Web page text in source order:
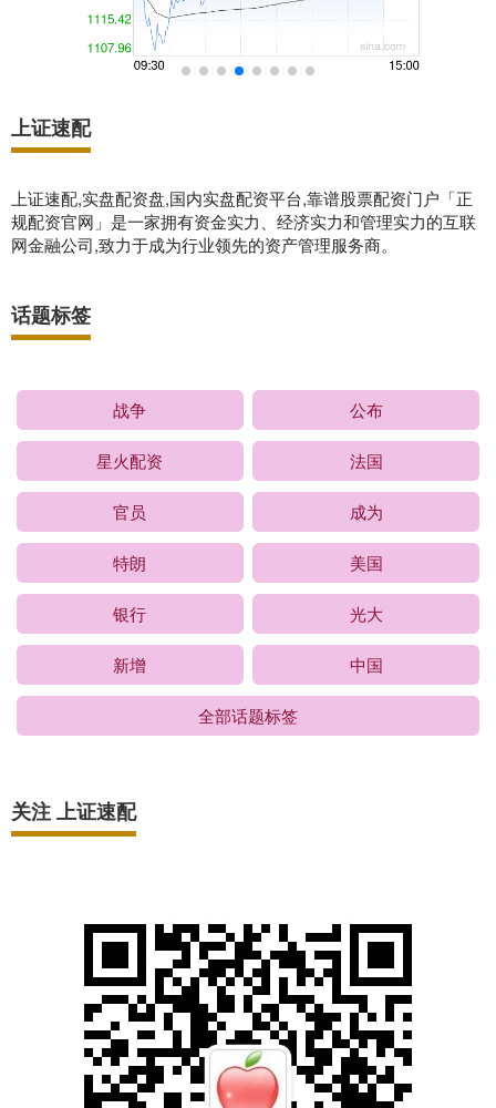
上证速配
上证速配,实盘配资盘,国内实盘配资平台,靠谱股票配资门户「正
规配资官网」是一家拥有资金实力、经济实力和管理实力的互联
网金融公司,致力于成为行业领先的资产管理服务商。
话题标签
战争 公布
星火配资 法国
官员 成为
特朗 美国
银行 光大
新增 中国
全部话题标签
关注 上证速配